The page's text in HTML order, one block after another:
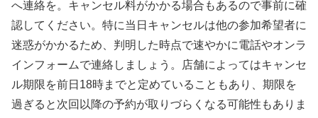
へ連絡を。キャンセル料がかかる場合もあるので事前に確
認してください。特に当日キャンセルは他の参加希望者に
迷惑がかかるため、判明した時点で速やかに電話やオンラ
インフォームで連絡しましょう。店舗によってはキャンセ
ル期限を前日18時までと定めていることもあり、期限を
過ぎると次回以降の予約が取りづらくなる可能性もありま